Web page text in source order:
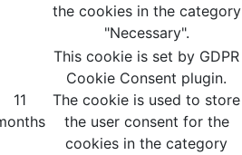
the cookies in the category
"Necessary".
11
This cookie is set by GDPR
Cookie Consent plugin.
The cookie is used to store
the user consent for the
cookies in the category